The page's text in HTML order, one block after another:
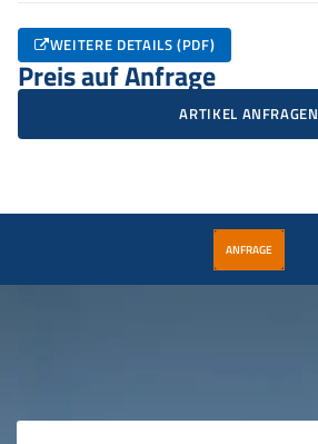
WEITERE DETAILS (PDF)
Preis auf Anfrage
ARTIKEL ANFRAGEN
ANFRAGE